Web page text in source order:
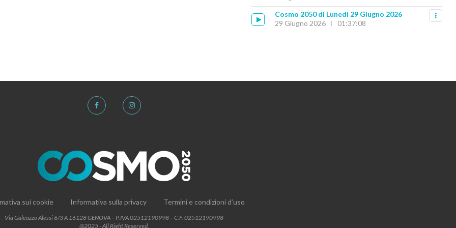
Cosmo 2050 di Lunedì 29 Giugno 2026
29 Giugno 2026
01:37:08
sui cookie Informativa sulla privacy Termini e condizioni d’uso
Via Galeazzo Alessi 6/3 A 16128 GENOVA – P.IVA 02512190998 – C.F. 02512190998
@2025 - All Right Reserved.